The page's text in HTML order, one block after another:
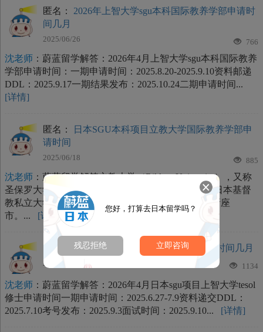
匿名：
2026年上智大学sgu本科国际教养学部申请时
间几月
2025/06/26 766
沈老师 ：蔚蓝留学解答：2026年4月上智大学sgu本科国际教养
学部申请时间：一期申请时间：2025.8.20-2025.9.10资料邮递
DDL：2025.9.17一期结果发布：2025.10.24二期申请时间...
[详情]
匿名：
日本SGU本科项目立教大学国际教养学部申
请时间
2025/06/18 885
沈老师 ：蔚蓝留学解答立教大学（Rikkyo University），又称
圣保罗大学（Saint Paul&#39;s University），是一所日本基督
教私立大学。校区分别位于东京都丰岛区和埼玉县新座
市。... [详情]
日本sgu项目上智大学tesol修士申请时间几月
2025/06/16 1134
沈老师 ：蔚蓝留学解答：2026年4月日本sgu项目上智大学tesol
修士申请时间一期申请时间：2025.6.27-7.9资料递交DDL：
2025.7.10考号发布：2025.9.3面试时间：2025.9.10... [详情]
您好，打算去日本留学吗？
残忍拒绝 立即咨询